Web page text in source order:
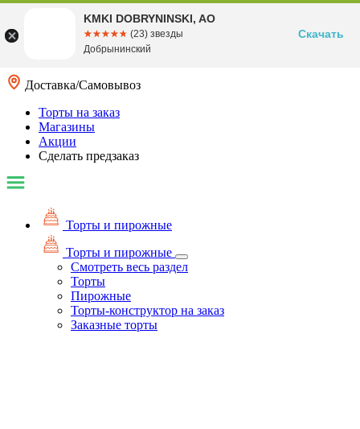
Доставка/Самовывоз
Торты на заказ
Магазины
Акции
Сделать предзаказ
Торты и пирожные
Торты и пирожные
Смотреть весь раздел
Торты
Пирожные
Торты-конструктор на заказ
Заказные торты
KMKI DOBRYNINSKI, AO
☆☆☆☆☆
★★★★★ (23) звезды
Добрынинский
Скачать